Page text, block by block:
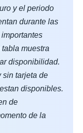
y el periodo
durante las
muestra
disponibilidad.
sin tarjeta de
disponibles.
de
de la